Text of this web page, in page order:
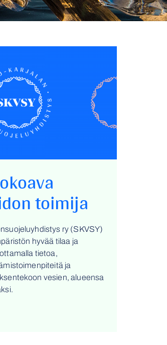
toimija
ry (SKVSY)
hyvää tilaa ja
tietoa,
ja
vesien, alueensa